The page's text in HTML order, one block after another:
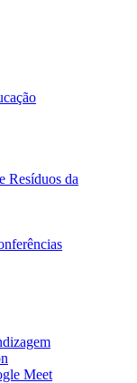
Resíduos da
Meet